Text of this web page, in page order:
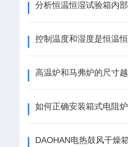
如何正确安装箱式电阻炉